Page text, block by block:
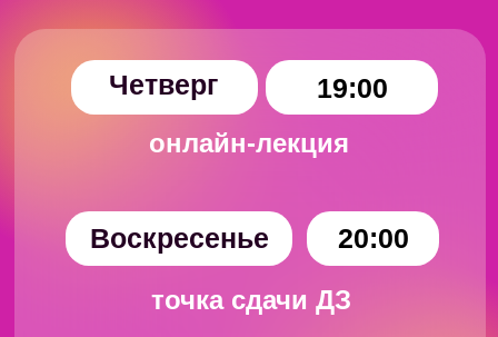
Понимать полный циклразработки
программного обеспечения: этапы и
роли